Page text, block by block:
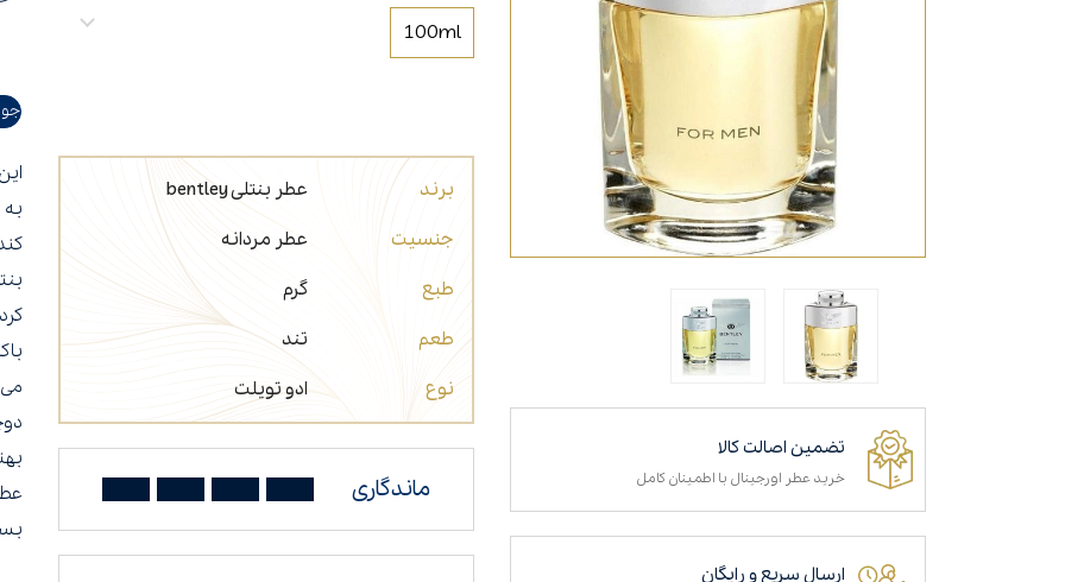
تضمین اصالت کالا
خرید عطر اورجینال با اطمینان کامل
ارسال سریع و رایگان
100ml
برند
عطر بنتلی bentley
جنسیت
عطر مردانه
طبع
گرم
طعم
تند
نوع
ادو تویلت
ماندگاری